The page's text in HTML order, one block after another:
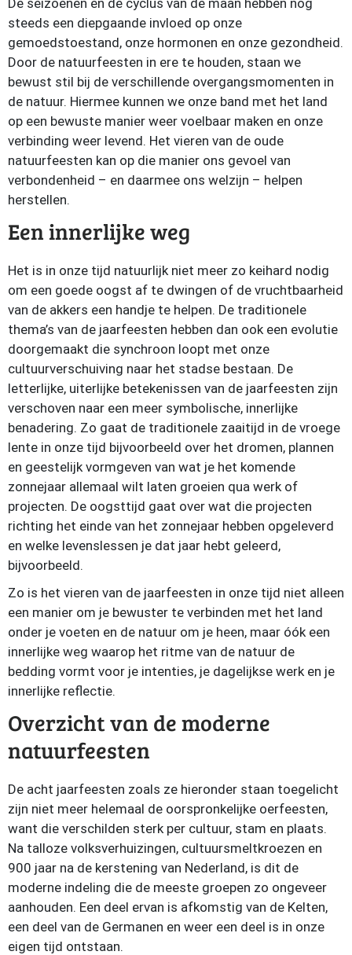
De seizoenen en de cyclus van de maan hebben nog
steeds een diepgaande invloed op onze
gemoedstoestand, onze hormonen en onze gezondheid.
Door de natuurfeesten in ere te houden, staan we
bewust stil bij de verschillende overgangsmomenten in
de natuur. Hiermee kunnen we onze band met het land
op een bewuste manier weer voelbaar maken en onze
verbinding weer levend. Het vieren van de oude
natuurfeesten kan op die manier ons gevoel van
verbondenheid – en daarmee ons welzijn – helpen
herstellen.
Een innerlijke weg
Het is in onze tijd natuurlijk niet meer zo keihard nodig
om een goede oogst af te dwingen of de vruchtbaarheid
van de akkers een handje te helpen. De traditionele
thema’s van de jaarfeesten hebben dan ook een evolutie
doorgemaakt die synchroon loopt met onze
cultuurverschuiving naar het stadse bestaan. De
letterlijke, uiterlijke betekenissen van de jaarfeesten zijn
verschoven naar een meer symbolische, innerlijke
benadering. Zo gaat de traditionele zaaitijd in de vroege
lente in onze tijd bijvoorbeeld over het dromen, plannen
en geestelijk vormgeven van wat je het komende
zonnejaar allemaal wilt laten groeien qua werk of
projecten. De oogsttijd gaat over wat die projecten
richting het einde van het zonnejaar hebben opgeleverd
en welke levenslessen je dat jaar hebt geleerd,
bijvoorbeeld.
Zo is het vieren van de jaarfeesten in onze tijd niet alleen
een manier om je bewuster te verbinden met het land
onder je voeten en de natuur om je heen, maar óók een
innerlijke weg waarop het ritme van de natuur de
bedding vormt voor je intenties, je dagelijkse werk en je
innerlijke reflectie.
Overzicht van de moderne
natuurfeesten
De acht jaarfeesten zoals ze hieronder staan toegelicht
zijn niet meer helemaal de oorspronkelijke oerfeesten,
want die verschilden sterk per cultuur, stam en plaats.
Na talloze volksverhuizingen, cultuursmeltkroezen en
900 jaar na de kerstening van Nederland, is dit de
moderne indeling die de meeste groepen zo ongeveer
aanhouden. Een deel ervan is afkomstig van de Kelten,
een deel van de Germanen en weer een deel is in onze
eigen tijd ontstaan.